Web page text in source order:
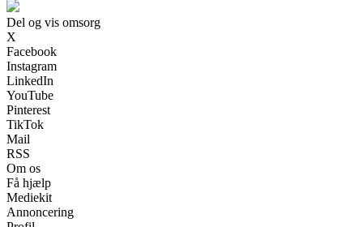
Del og vis omsorg
X
Facebook
Instagram
LinkedIn
YouTube
Pinterest
TikTok
Mail
RSS
Om os
Få hjælp
Mediekit
Annoncering